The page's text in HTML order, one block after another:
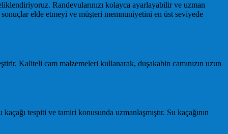
Randevularınızı kolayca ayarlayabilir ve uzman
elde etmeyi ve müşteri memnuniyetini en üst seviyede
Kaliteli cam malzemeleri kullanarak, duşakabin camınızın uzun
tespiti ve tamiri konusunda uzmanlaşmıştır. Su kaçağının